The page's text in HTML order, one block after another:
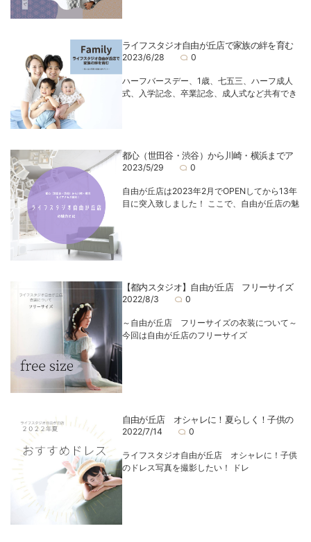
ライフスタジオ自由が丘店で家族の絆を育む
2023/6/28 0
ハーフバースデー、1歳、七五三、ハーフ成人
式、入学記念、卒業記念、成人式など共有でき
都心（世田谷・渋谷）から川崎・横浜までア
2023/5/29 0
自由が丘店は2023年2月でOPENしてから13年
目に突入致しました！ ここで、自由が丘店の魅
【都内スタジオ】自由が丘店 フリーサイズ
2022/8/3 0
～自由が丘店 フリーサイズの衣装について～
今回は自由が丘店のフリーサイズ
自由が丘店 オシャレに！夏らしく！子供の
2022/7/14 0
ライフスタジオ自由が丘店 オシャレに！子供
のドレス写真を撮影したい！ ドレ